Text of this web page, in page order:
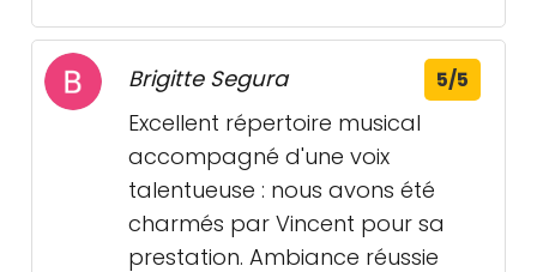
Brigitte Segura 5/5
Excellent répertoire musical
accompagné d'une voix
talentueuse : nous avons été
charmés par Vincent pour sa
prestation. Ambiance réussie